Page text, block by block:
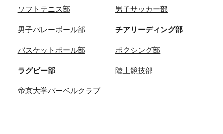
ソフトテニス部 男子サッカー部
男子バレーボール部 チアリーディング部
バスケットボール部 ボクシング部
ラグビー部 陸上競技部
帝京大学バーベルクラブ